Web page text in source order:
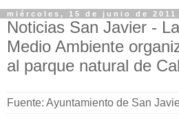
miércoles, 15 de junio de 2011
Noticias San Javier -
Medio Ambiente
al parque natural de
Fuente: Ayuntamiento de San